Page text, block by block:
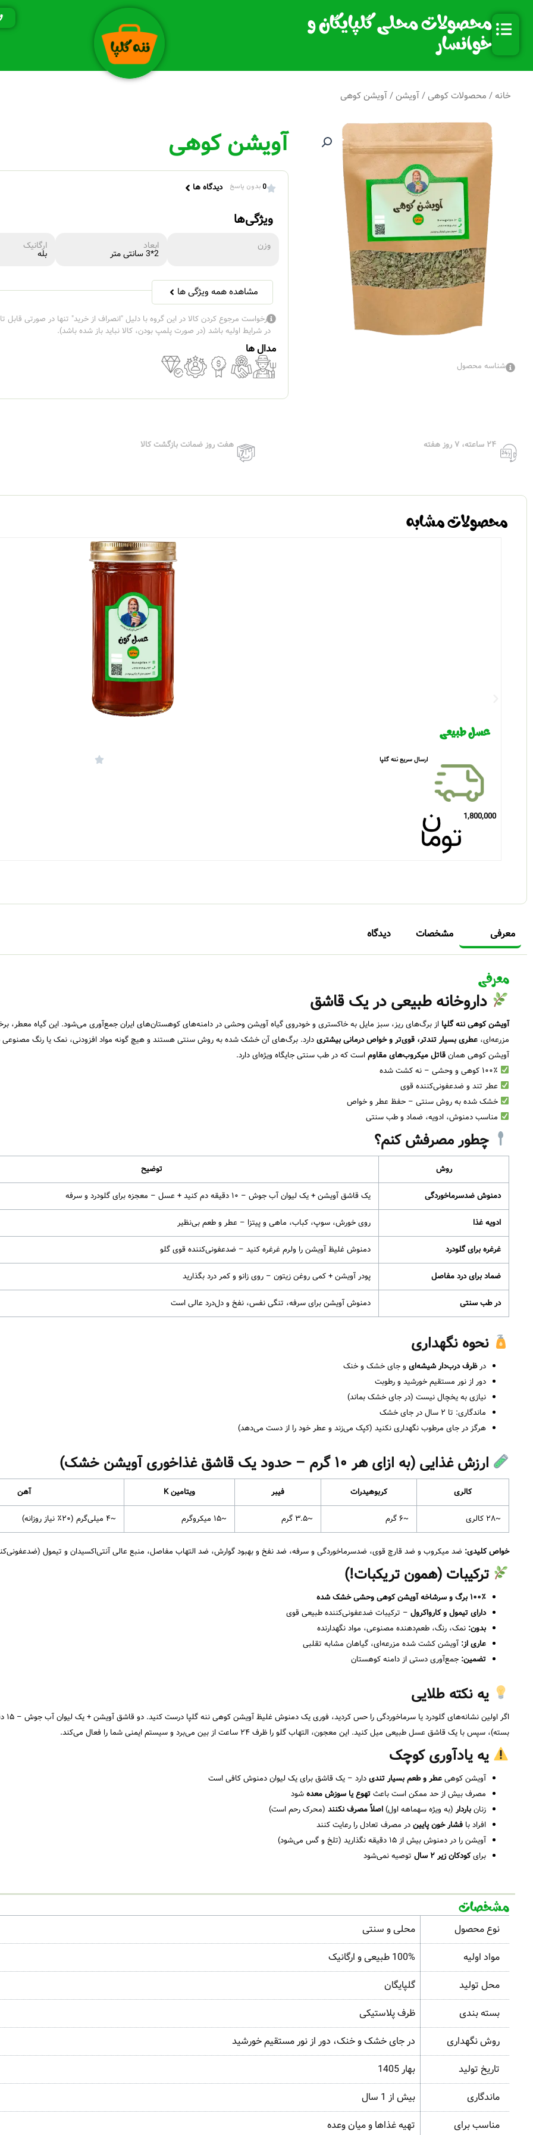
محصولات محلی گلپایگان و
خوانسار
خانه / محصولات کوهی/آویشن/ آویشن کوهی
شناسه محصول
آویشن کوهی
0 بدون پاسخ دیدگاه ها
ویژگی‌ها
وزن ابعاد
2*3 سانتی متر
ارگانیک
بله
مشاهده همه ویژگی ها
درخواست مرجوع کردن کالا در این گروه با دلیل "انصراف از خرید" تنها در صورتی قابل
در شرایط اولیه باشد (در صورت پلمپ بودن، کالا نباید باز شده باشد).
مدال ها
۲۴ ساعته، ۷ روز هفته هفت روز ضمانت بازگشت کالا
محصولات مشابه
عسل طبیعی
ارسال سریع ننه گلپا
1,800,000
معرفی مشخصات دیدگاه
معرفی
داروخانه طبیعی در یک قاشق
آویشن کوهی ننه گلپا از برگ‌های ریز، سبز مایل به خاکستری و خودروی گیاه آویشن وحشی در دامنه‌های کوهستان‌های ایران جمع‌آوری می‌شود. این گیاه معطر،
مزرعه‌ای، عطری بسیار تندتر، قوی‌تر و خواص درمانی بیشتریدارد. برگ‌های آن خشک شده به روش سنتی هستند و هیچ گونه مواد افزودنی، نمک یا رنگ مصنوعی
آویشن کوهی همانقاتل میکروب‌های مقاوماست که در طب سنتی جایگاه ویژه‌ای دارد.
عطر تند و ضدعفونی‌کننده قوی
خشک شده به روش سنتی – حفظ عطر و خواص
مناسب دمنوش، ادویه، ضماد و طب سنتی
چطور مصرفش کنم؟
روش توضیح
دمنوش ضدسرماخوردگی یک قاشق آویشن + یک لیوان آب جوش – ۱۰ دقیقه دم کنید + عسل – معجزه برای گلودرد و سرفه
ادویه غذا روی خورش، سوپ، کباب، ماهی و پیتزا – عطر و طعم بی‌نظیر
غرغره برای گلودرد دمنوش غلیظ آویشن را ولرم غرغره کنید – ضدعفونی‌کننده قوی گلو
ضماد برای درد مفاصل پودر آویشن + کمی روغن زیتون – روی زانو و کمر درد بگذارید
در طب سنتی دمنوش آویشن برای سرفه، تنگی نفس، نفخ و دل‌درد عالی است
نحوه نگهداری
درظرف درب‌دار شیشه‌ای و جای خشک و خنک
دور از نور مستقیم خورشید و رطوبت
نیازی به یخچال نیست (در جای خشک بماند)
ماندگاری: تا ۲ سال در جای خشک
هرگز در جای مرطوب نگهداری نکنید (کپک می‌زند و عطر خود را از دست می‌دهد)
ارزش غذایی (به ازای هر ۱۰ گرم – حدود یک قاشق غذاخوری آویشن خشک)
کالری کربوهیدرات فیبر ویتامین K آهن
~۲۸ کالری ~۶ گرم ~۳.۵ گرم ~۱۵ میکروگرم ~۴ میلی‌گرم (۲۰٪ نیاز روزانه)
خواص کلیدی: ضد میکروب و ضد قارچ قوی، ضدسرماخوردگی و سرفه، ضد نفخ و بهبود گوارش، ضد التهاب مفاصل، منبع عالی آنتی‌اکسیدان و تیمول
ترکیبات (همون تریکبات!)
۱۰۰٪ برگ و سرشاخه آویشن کوهی وحشی خشک شده
دارای تیمول و کارواکرول – ترکیبات ضدعفونی‌کننده طبیعی قوی
بدون: نمک، رنگ، طعم‌دهنده مصنوعی، مواد نگهدارنده
عاری از: آویشن کشت شده مزرعه‌ای، گیاهان مشابه تقلبی
تضمین: جمع‌آوری دستی از دامنه کوهستان
یه نکته طلایی
اگر
بسته)، سپس با یک قاشق عسل طبیعی میل کنید. این معجون، التهاب گلو را ظرف ۲۴ ساعت از بین می‌برد و سیستم ایمنی شما را فعال می‌کند.
یه یادآوری کوچک
آویشن کوهیعطر و طعم بسیار تندیدارد – یک قاشق برای یک لیوان دمنوش کافی است
مصرف بیش از حد ممکن است باعثتهوع یا سوزش معدهشود
زنانباردار (به ویژه سهماهه اول)اصلاً مصرف نکنند (محرک رحم است)
افراد با فشار خون پاییندر مصرف تعادل را رعایت کنند
آویشن را در دمنوش بیش از ۱۵ دقیقه نگذارید (تلخ و گس می‌شود)
برایکودکان زیر ۲ سال توصیه نمی‌شود
مشخصات
نوع محصول
محلی و سنتی
مواد اولیه
100% طبیعی و ارگانیک
محل تولید
گلپایگان
بسته بندی
ظرف پلاستیکی
روش نگهداری
در جای خشک و خنک، دور از نور مستقیم خورشید
تاریخ تولید
بهار 1405
ماندگاری
بیش از 1 سال
مناسب برای
تهیه غذاها و میان وعده